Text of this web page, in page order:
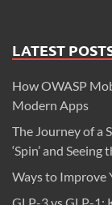
LATEST
How OWASP
Modern Apps
The Journey of a
‘Spin’ and Seeing
Ways to Improve